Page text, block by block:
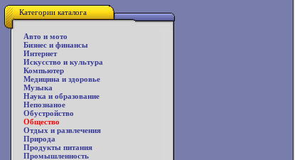
Категории каталога
Авто и мото
Бизнес и финансы
Интернет
Искусство и культура
Компьютер
Медицина и здоровье
Музыка
Наука и образование
Непознаное
Обустройство
Общество
Отдых и развлечения
Природа
Продукты питания
Промышленность